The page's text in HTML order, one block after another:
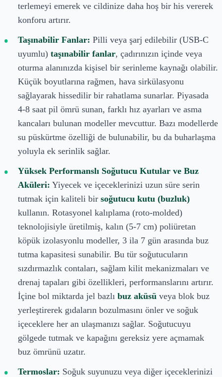
terlemeyi emerek ve cildinize daha hoş bir his vererek
konforu artırır.
Taşınabilir Fanlar: Pilli veya şarj edilebilir (USB-C
uyumlu) taşınabilir fanlar, çadırınızın içinde veya
oturma alanınızda kişisel bir serinleme kaynağı olabilir.
Küçük boyutlarına rağmen, hava sirkülasyonu
sağlayarak hissedilir bir rahatlama sunarlar. Piyasada
4-8 saat pil ömrü sunan, farklı hız ayarları ve asma
kancaları bulunan modeller mevcuttur. Bazı modellerde
su püskürtme özelliği de bulunabilir, bu da buharlaşma
yoluyla ek serinlik sağlar.
Yüksek Performanslı Soğutucu Kutular ve Buz
Aküleri: Yiyecek ve içeceklerinizi uzun süre serin
tutmak için kaliteli bir soğutucu kutu (buzluk)
kullanın. Rotasyonel kalıplama (roto-molded)
teknolojisiyle üretilmiş, kalın (5-7 cm) poliüretan
köpük izolasyonlu modeller, 3 ila 7 gün arasında buz
tutma kapasitesi sunabilir. Bu tür soğutucuların
sızdırmazlık contaları, sağlam kilit mekanizmaları ve
drenaj tapaları gibi özellikleri, performanslarını artırır.
İçine bol miktarda jel bazlı buz aküsü veya blok buz
yerleştirerek gıdaların bozulmasını önler ve soğuk
içeceklere her an ulaşmanızı sağlar. Soğutucuyu
gölgede tutmak ve kapağını gereksiz yere açmamak
buz ömrünü uzatır.
Termoslar: Soğuk suyunuzu veya diğer içeceklerinizi